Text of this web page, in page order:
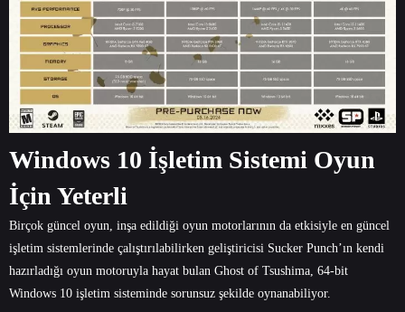
Windows 10 İşletim Sistemi Oyun
İçin Yeterli
Birçok güncel oyun, inşa edildiği oyun motorlarının da etkisiyle en güncel
işletim sistemlerinde çalıştırılabilirken geliştiricisi Sucker Punch’ın kendi
hazırladığı oyun motoruyla hayat bulan Ghost of Tsushima, 64-bit
Windows 10 işletim sisteminde sorunsuz şekilde oynanabiliyor.